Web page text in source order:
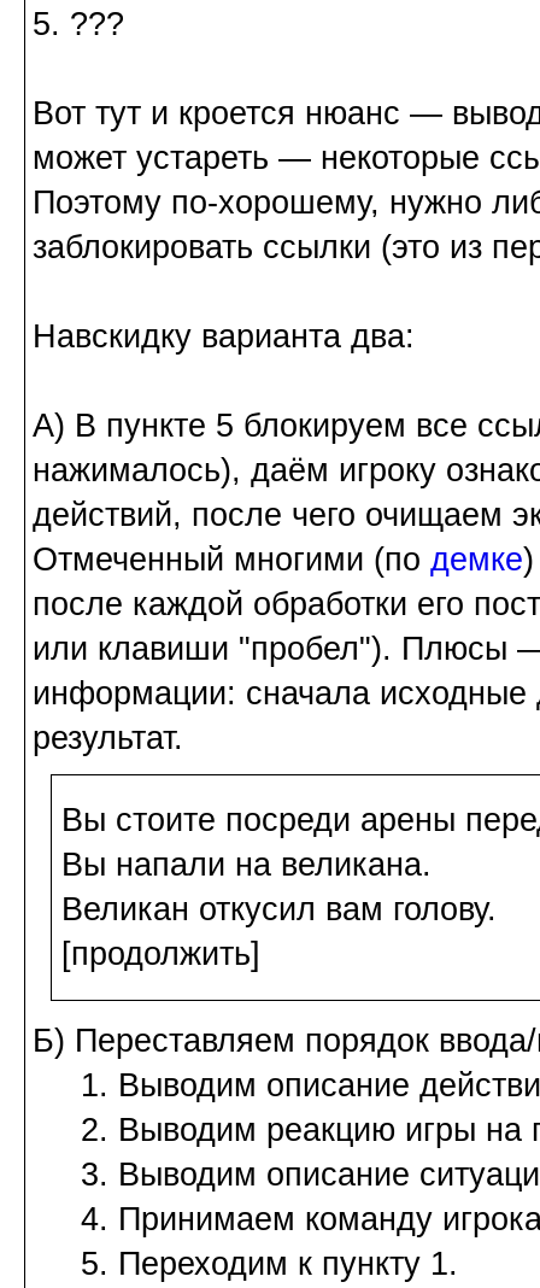
5. ???
Вот тут и кроется нюанс —
может устареть — некоторые
Поэтому по-хорошему, нужно
заблокировать ссылки (это из
Навскидку варианта два:
А) В пункте 5 блокируем все
нажималось), даём игроку
действий, после чего очищаем
Отмеченный многими (по демке
после каждой обработки его
или клавиши "пробел"). Плюсы —
информации: сначала
результат.
Вы стоите посреди арены
Вы напали на великана.
Великан откусил вам голову.
[продолжить]
Б) Переставляем порядок
1. Выводим описание
2. Выводим реакцию игры на
3. Выводим описание
4. Принимаем команду
5. Переходим к пункту 1.